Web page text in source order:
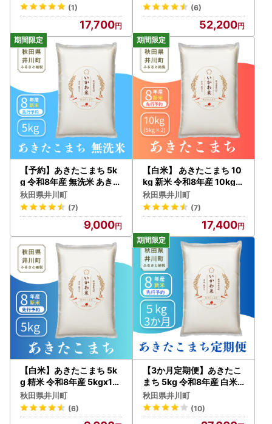
(1)
17,700
(6)
52,200
【予約】あきたこまち 5k
g 令和8年産 無洗米 あきた
こまち
秋田県井川町
(7)
9,000
【白米】 あきたこまち 10
kg 新米 令和8年産 10kg(5
kgx2袋) ブランド米
秋田県井川町
(7)
17,400
【白米】あきたこまち 5k
g 精米 令和8年産 5kgx1袋
ブランド米
秋田県井川町
(6)
【3か月定期便】あきたこ
まち 5kg 令和8年産 白米
あきたこまち
秋田県井川町
(10)